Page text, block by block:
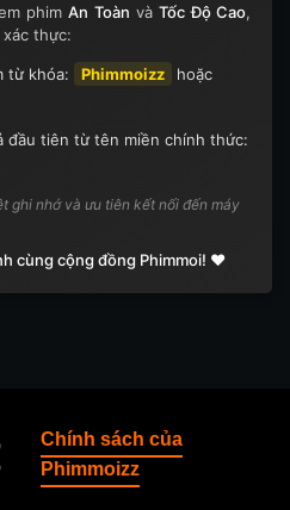
phimAn Toàn vàTốc Độ Cao,
thực:
từ khóa: Phimmoizz
hoặc
đầu tiên từ tên miền chính thức:
ghi nhớ và ưu tiên kết nối đến máy
cùng cộng đồng Phimmoi! ❤️
Chính sách của
Phimmoizz